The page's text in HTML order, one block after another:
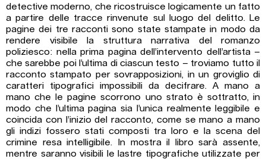
detective moderno, che ricostruisce logicamente un fatto
a partire delle tracce rinvenute sul luogo del delitto. Le
pagine dei tre racconti sono state stampate in modo da
rendere visibile la struttura narrativa del romanzo
poliziesco: nella prima pagina dell’intervento dell’artista –
che sarebbe poi l’ultima di ciascun testo – troviamo tutto il
racconto stampato per sovrapposizioni, in un groviglio di
caratteri tipografici impossibili da decifrare. A mano a
mano che le pagine scorrono uno strato è sottratto, in
modo che l’ultima pagina sia l’unica realmente leggibile e
coincida con l’inizio del racconto, come se mano a mano
gli indizi fossero stati composti tra loro e la scena del
crimine resa intelligibile. In mostra il libro sarà assente,
mentre saranno visibili le lastre tipografiche utilizzate per